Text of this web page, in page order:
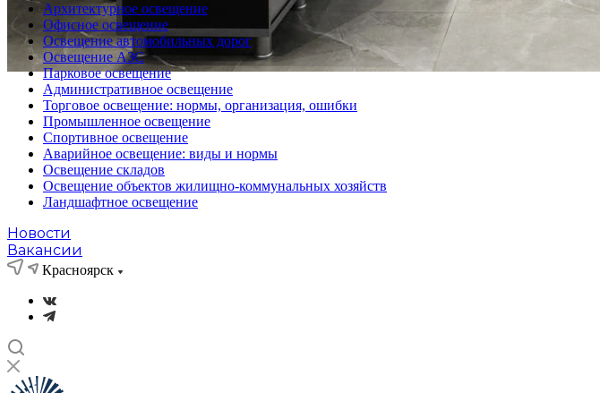
Архитектурное освещение
Офисное освещение
Освещение автомобильных дорог
Освещение АЗС
Парковое освещение
Административное освещение
Торговое освещение: нормы, организация, ошибки
Промышленное освещение
Спортивное освещение
Аварийное освещение: виды и нормы
Освещение складов
Освещение объектов жилищно-коммунальных хозяйств
Ландшафтное освещение
Новости
Вакансии
Красноярск